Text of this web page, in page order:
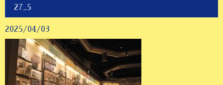
27_5
2025/04/03